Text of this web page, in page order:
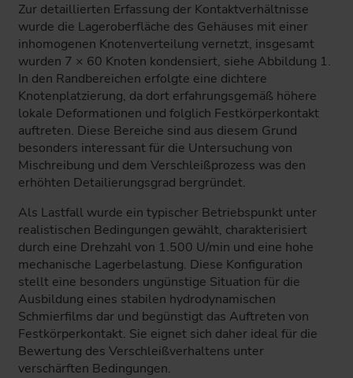
Zur detaillierten Erfassung der Kontaktverhältnisse
wurde die Lageroberfläche des Gehäuses mit einer
inhomogenen Knotenverteilung vernetzt, insgesamt
wurden 7 × 60 Knoten kondensiert, siehe Abbildung 1.
In den Randbereichen erfolgte eine dichtere
Knotenplatzierung, da dort erfahrungsgemäß höhere
lokale Deformationen und folglich Festkörperkontakt
auftreten. Diese Bereiche sind aus diesem Grund
besonders interessant für die Untersuchung von
Mischreibung und dem Verschleißprozess was den
erhöhten Detailierungsgrad bergründet.
Als Lastfall wurde ein typischer Betriebspunkt unter
realistischen Bedingungen gewählt, charakterisiert
durch eine Drehzahl von 1.500 U/min und eine hohe
mechanische Lagerbelastung. Diese Konfiguration
stellt eine besonders ungünstige Situation für die
Ausbildung eines stabilen hydrodynamischen
Schmierfilms dar und begünstigt das Auftreten von
Festkörperkontakt. Sie eignet sich daher ideal für die
Bewertung des Verschleißverhaltens unter
verschärften Bedingungen.